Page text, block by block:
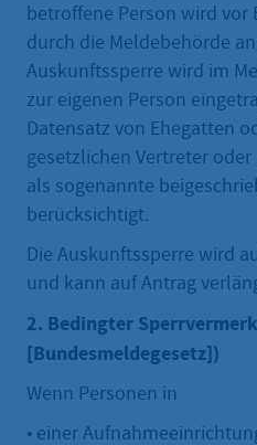
betroffene Person wird
durch die Meldebehörde
Auskunftssperre wird im
zur eigenen Person
Datensatz von Ehegatten
gesetzlichen Vertreter
als sogenannte
berücksichtigt.
Die Auskunftssperre wird
und kann auf Antrag
2. Bedingter
[Bundesmeldegesetz])
Wenn Personen in
• einer